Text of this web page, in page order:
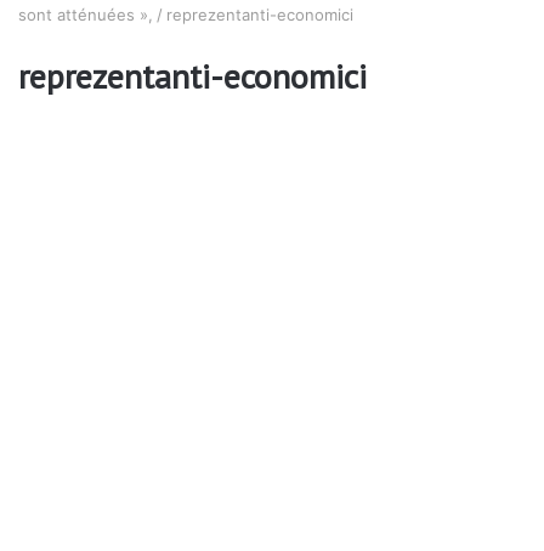
sont atténuées », / reprezentanti-economici
reprezentanti-economici